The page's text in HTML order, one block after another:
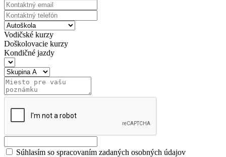
Vodičské kurzy
Doškolovacie kurzy
Kondičné jazdy
Súhlasím so spracovaním zadaných osobných údajov